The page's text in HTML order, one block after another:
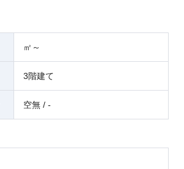
㎡～
3階建て
空無 / -